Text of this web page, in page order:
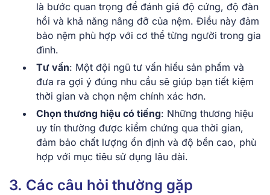
là bước quan trọng để đánh giá độ cứng, độ đàn
hồi và khả năng nâng đỡ của nệm. Điều này đảm
bảo nệm phù hợp với cơ thể từng người trong gia
đình.
Tư vấn: Một đội ngũ tư vấn hiểu sản phẩm và
đưa ra gợi ý đúng nhu cầu sẽ giúp bạn tiết kiệm
thời gian và chọn nệm chính xác hơn.
Chọn thương hiệu có tiếng: Những thương hiệu
uy tín thường được kiểm chứng qua thời gian,
đảm bảo chất lượng ổn định và độ bền cao, phù
hợp với mục tiêu sử dụng lâu dài.
3. Các câu hỏi thường gặp